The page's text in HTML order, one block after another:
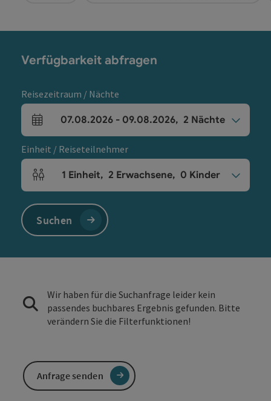
Verfügbarkeit abfragen
Reisezeitraum / Nächte
An- und Abreisefelder
07.08.2026 - 09.08.2026, 2 Nächte
Einheit / Reiseteilnehmer
Einheitenanzahl und Personenfelder
1 Einheit, 2 Erwachsene, 0 Kinder
Suchen
Wir haben für die Suchanfrage leider kein
passendes buchbares Ergebnis gefunden. Bitte
verändern Sie die Filterfunktionen!
Anfrage senden